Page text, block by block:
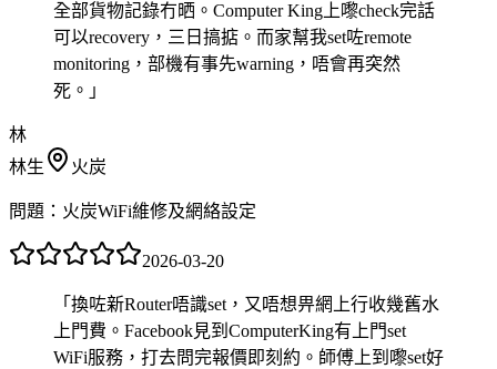
全部貨物記錄冇晒。Computer King上嚟check完話
可以recovery，三日搞掂。而家幫我set咗remote
monitoring，部機有事先warning，唔會再突然
死。 」
林
林生
火炭
問題： 火炭WiFi維修及網絡設定
2026-03-20
「 換咗新Router唔識set，又唔想畀網上行收幾舊水
上門費。Facebook見到ComputerKing有上門set
WiFi服務，打去問完報價即刻約。師傅上到嚟set好